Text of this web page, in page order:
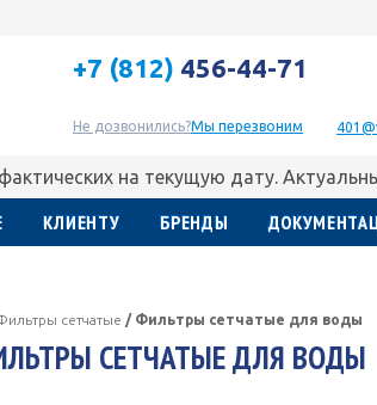
+7 (812) 456-44-71
Не дозвонились?Мы перезвоним
на текущую дату.
КЛИЕНТУ БРЕНДЫ
сетчатые / Фильтры сетчатые для воды
СЕТЧАТЫЕ ДЛЯ ВОДЫ